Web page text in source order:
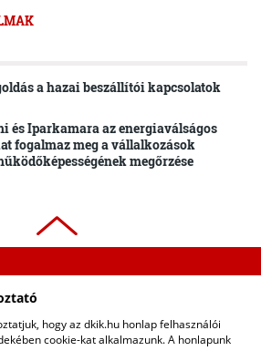
hogy az dkik.hu honlap felhasználói
cookie-kat alkalmazunk. A honlapunk
a hazai beszállítói kapcsolatok
és Iparkamara az energiaválságos
fogalmaz meg a vállalkozások
megőrzése
|
&
KAPCSOLAT